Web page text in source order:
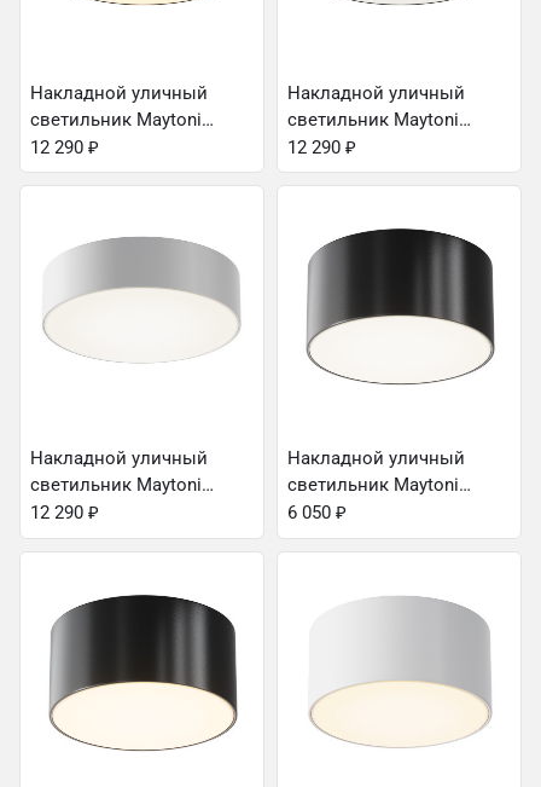
Накладной уличный
светильник Maytoni
O431CL-L30B3K
12 290 ₽
Накладной уличный
светильник Maytoni
O431CL-L30B4K
12 290 ₽
Накладной уличный
светильник Maytoni
O431CL-L30W4K
12 290 ₽
Накладной уличный
светильник Maytoni
O430CL-L15B4K
6 050 ₽